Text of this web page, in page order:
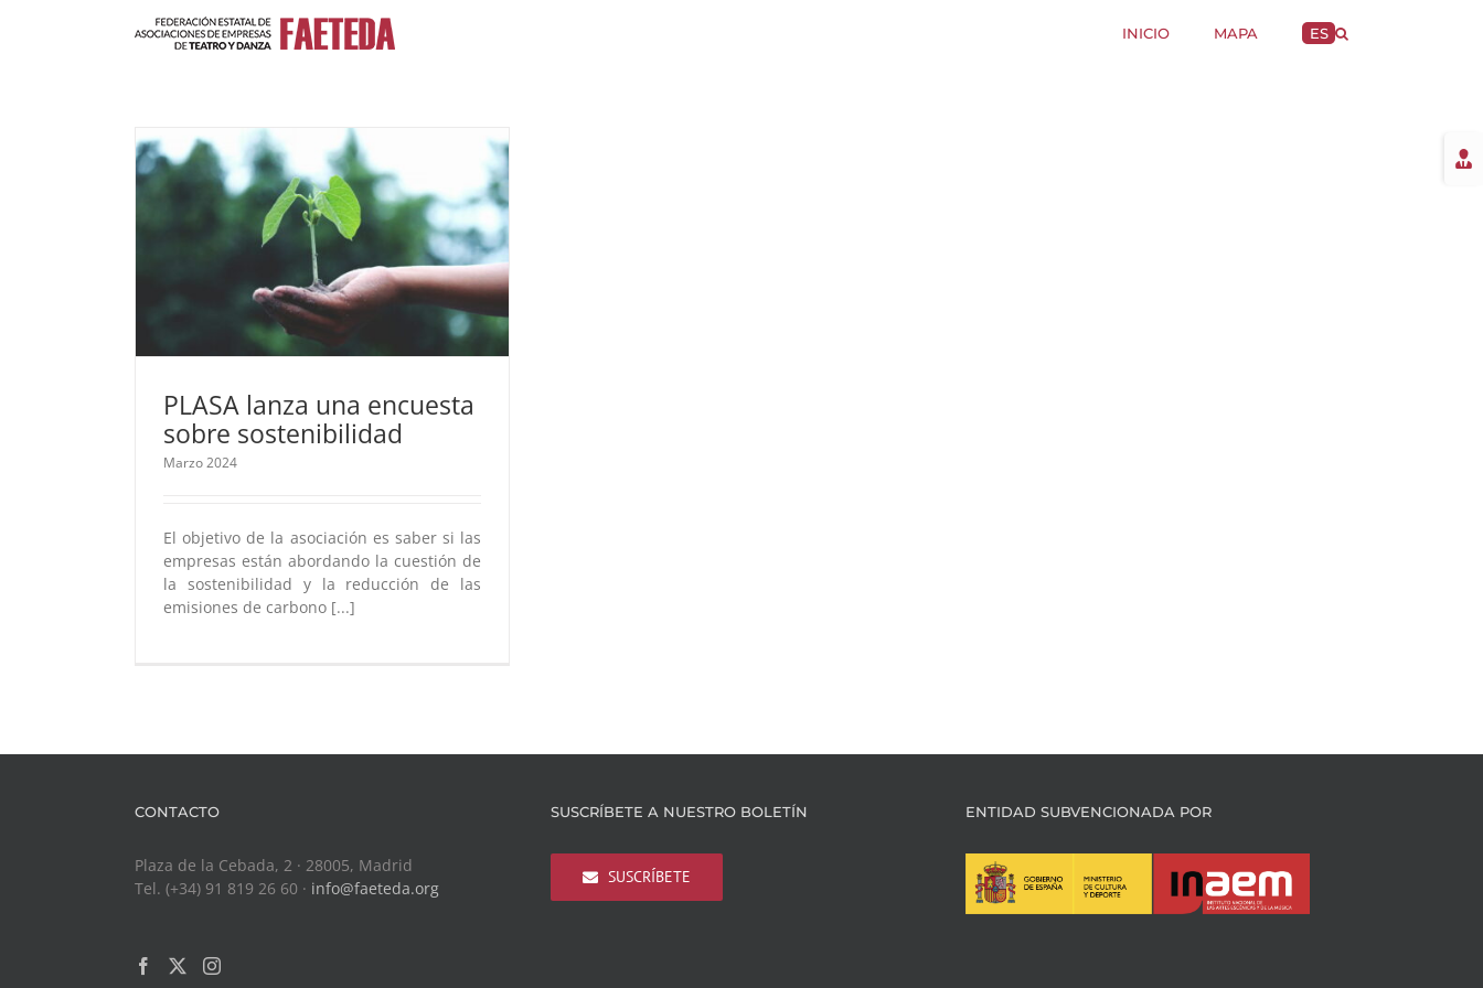
INICIO MAPA ES
PLASA lanza una encuesta
sobre sostenibilidad
Marzo 2024
El objetivo de la asociación es saber si las
empresas están abordando la cuestión de
la sostenibilidad y la reducción de las
emisiones de carbono [...]
CONTACTO
Plaza de la Cebada, 2 · 28005, Madrid
Tel. (+34) 91 819 26 60 · info@faeteda.org
SUSCRÍBETE A NUESTRO BOLETÍN
SUSCRÍBETE
ENTIDAD SUBVENCIONADA POR